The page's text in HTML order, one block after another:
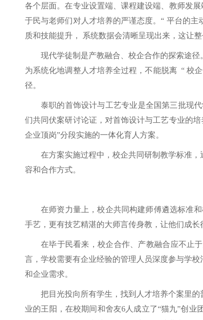
各个层面。在专业设置端、课程建设端、教师发
于民与老师们对人才培养的严谨态度。“ 平台的
质和技能提升， 系统数据会清晰呈现出来，这让
现代学徒制是产教融合、校企合作的探索途
为系统化地调整人才培养全过程，不能脱离“ 校企
径。
泰职的首饰设计与工艺专业是全国第三批现
们共同伏案研讨论证，对首饰设计与工艺专业的
企业顶岗”分段实施的一体化育人方案。
在方案实施过程中，校企共同研制教学标准
容和合作方式。
在师资力量上，校企共同构建师傅遴选标准
手艺，更有技艺精湛的大师言传身教，让他们成长
在毕于民看来，校企合作、产教融合应不止
言，学校需要有企业经验的管理人员深度参与学
和企业需求。
把目光投向所有学生，找到人才培养个案里
业的王阳，在校期间和舍友6人成立了“猫九”创业